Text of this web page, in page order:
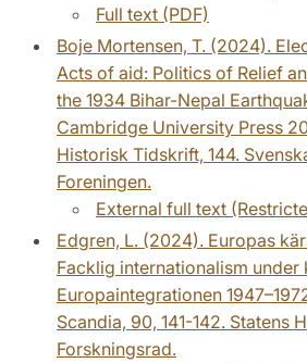
Full text (PDF)
Boje Mortensen, T. (2024).
Acts of aid: Politics of Relief
the 1934 Bihar-Nepal
Cambridge University Press
Historisk Tidskrift, 144.
Foreningen.
External full text
Edgren, L. (2024). Europas
Facklig internationalism
Europa­integrationen
Scandia, 90, 141-142. Statens
Forskningsrad.